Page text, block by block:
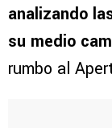
analizando
su medio
rumbo al